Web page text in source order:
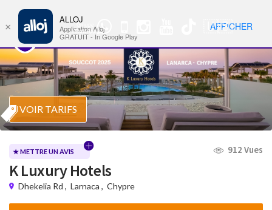
Groupe
WhatsApp
🇺🇸 Nav
VOIR TARIFS
★ METTRE UN AVIS 912 Vues
K Luxury Hotels
Dhekelia Rd , Larnaca , Chypre
×
ALLOJ
Application Alloj
GRATUIT - In Google Play
AFFICHER